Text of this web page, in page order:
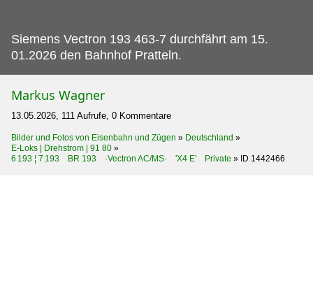
Siemens Vectron 193 463-7 durchfährt am 15.
01.2026 den Bahnhof Pratteln.
Markus Wagner
13.05.2026, 111 Aufrufe, 0 Kommentare
Bilder und Fotos von Eisenbahn und Zügen » Deutschland »
E-Loks | Drehstrom | 91 80 »
6 193 ¦ 7 193 BR 193 ·Vectron AC/MS· 'X4 E' Private » ID 1442466